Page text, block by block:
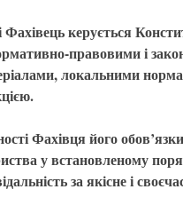
Фахівець керується
правовими і
локальними
Фахівця його
у встановленому
за якісне і